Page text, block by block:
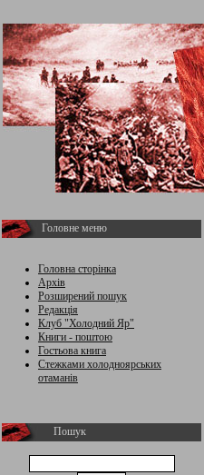
Головне меню
Головна сторінка
Архів
Розширений пошук
Редакція
Клуб "Холодний Яр"
Книги - поштою
Гостьова книга
Стежками холодноярських
отаманів
Пошук